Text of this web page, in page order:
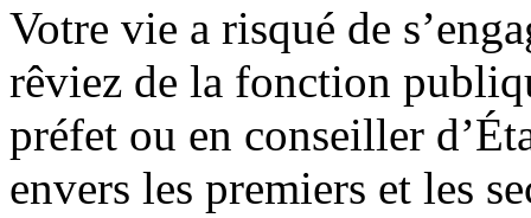
Votre vie a risqué de
rêviez de la fonction
préfet ou en conseiller
envers les premiers et les